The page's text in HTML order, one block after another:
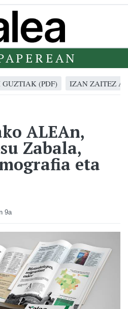
(PDF) IZAN ZAITEZ
ALEAn,
Zabala,
eta
9a